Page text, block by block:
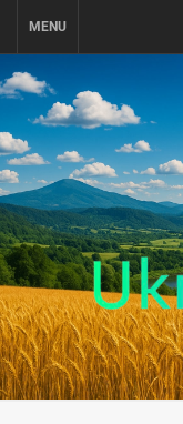
MENU
ПУТЕШЕСТВИЕ